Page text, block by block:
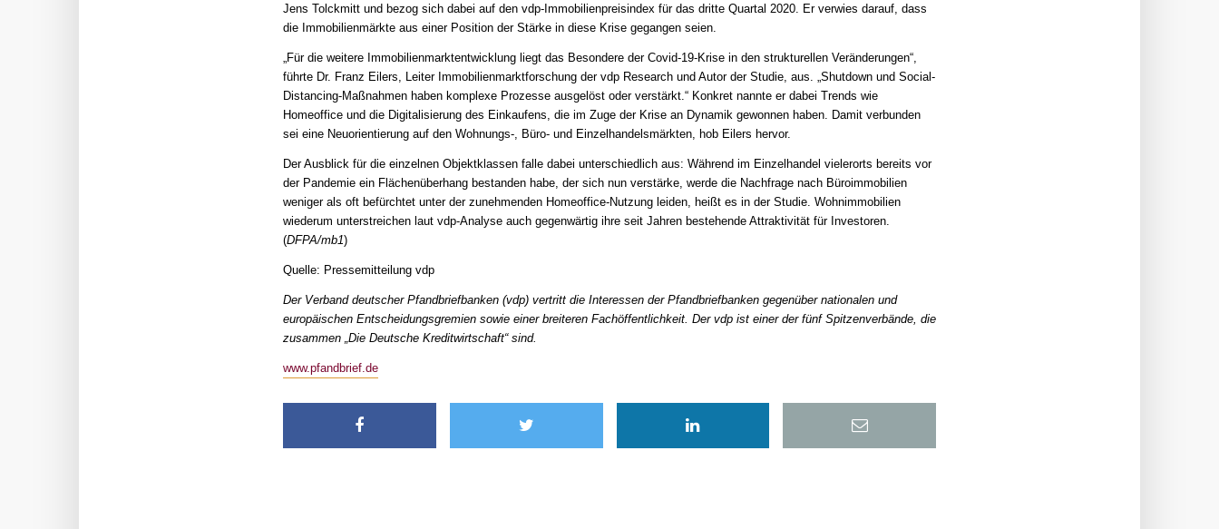
Jens Tolckmitt und bezog sich dabei auf den vdp-Immobilienpreisindex für das dritte Quartal 2020. Er verwies darauf, dass
die Immobilienmärkte aus einer Position der Stärke in diese Krise gegangen seien.
„Für die weitere Immobilienmarktentwicklung liegt das Besondere der Covid-19-Krise in den strukturellen Veränderungen“,
führte Dr. Franz Eilers, Leiter Immobilienmarktforschung der vdp Research und Autor der Studie, aus. „Shutdown und Social-
Distancing-Maßnahmen haben komplexe Prozesse ausgelöst oder verstärkt.“ Konkret nannte er dabei Trends wie
Homeoffice und die Digitalisierung des Einkaufens, die im Zuge der Krise an Dynamik gewonnen haben. Damit verbunden
sei eine Neuorientierung auf den Wohnungs-, Büro- und Einzelhandelsmärkten, hob Eilers hervor.
Der Ausblick für die einzelnen Objektklassen falle dabei unterschiedlich aus: Während im Einzelhandel vielerorts bereits vor
der Pandemie ein Flächenüberhang bestanden habe, der sich nun verstärke, werde die Nachfrage nach Büroimmobilien
weniger als oft befürchtet unter der zunehmenden Homeoffice-Nutzung leiden, heißt es in der Studie. Wohnimmobilien
wiederum unterstreichen laut vdp-Analyse auch gegenwärtig ihre seit Jahren bestehende Attraktivität für Investoren.
(DFPA/mb1)
Quelle: Pressemitteilung vdp
Der Verband deutscher Pfandbriefbanken (vdp) vertritt die Interessen der Pfandbriefbanken gegenüber nationalen und
europäischen Entscheidungsgremien sowie einer breiteren Fachöffentlichkeit. Der vdp ist einer der fünf Spitzenverbände, die
zusammen „Die Deutsche Kreditwirtschaft“ sind.
www.pfandbrief.de